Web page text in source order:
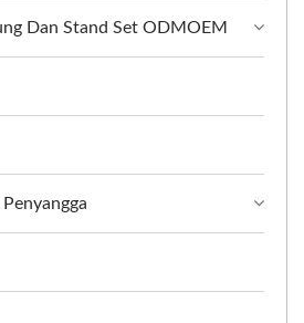
Dan Stand Set ODMOEM